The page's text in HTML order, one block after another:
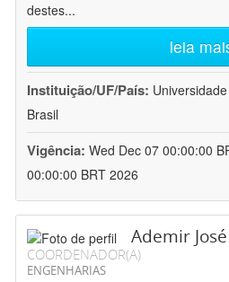
destes...
leia
Instituição/UF/País:
Brasil
Vigência: Wed Dec 07 00:00:00
00:00:00 BRT 2026
Ademir
COORDENADOR(A)
ENGENHARIAS